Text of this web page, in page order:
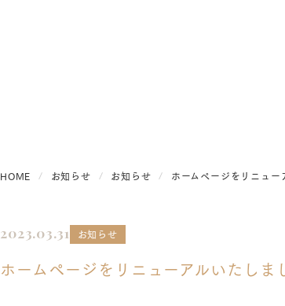
HOME お知らせ お知らせ ホームページをリニュー
2023.03.31 お知らせ
ホームページをリニューアルいたしま